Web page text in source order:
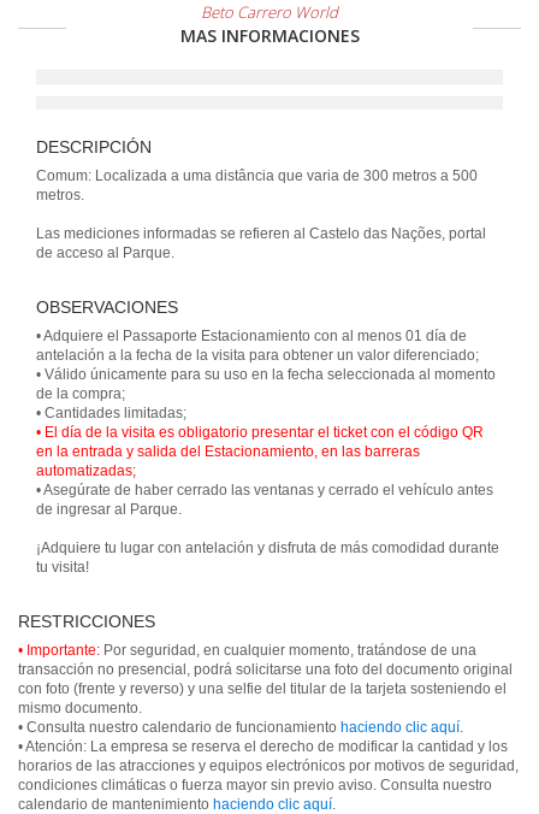
Beto Carrero World
MAS INFORMACIONES
DESCRIPCIÓN
Comum: Localizada a uma distância que varia de 300 metros a 500
metros.
Las mediciones informadas se refieren al Castelo das Nações, portal
de acceso al Parque.
OBSERVACIONES
• Adquiere el Passaporte Estacionamiento con al menos 01 día de
antelación a la fecha de la visita para obtener un valor diferenciado;
• Válido únicamente para su uso en la fecha seleccionada al momento
de la compra;
• El día de la visita es obligatorio presentar el ticket con el código QR
en la entrada y salida del Estacionamiento, en las barreras
automatizadas;
• Asegúrate de haber cerrado las ventanas y cerrado el vehículo antes
de ingresar al Parque.
¡Adquiere tu lugar con antelación y disfruta de más comodidad durante
tu visita!
RESTRICCIONES
• Importante: Por seguridad, en cualquier momento, tratándose de una
transacción no presencial, podrá solicitarse una foto del documento original
con foto (frente y reverso) y una selfie del titular de la tarjeta sosteniendo el
mismo documento.
• Consulta nuestro calendario de funcionamiento haciendo clic aquí.
• Atención: La empresa se reserva el derecho de modificar la cantidad y los
horarios de las atracciones y equipos electrónicos por motivos de seguridad,
condiciones climáticas o fuerza mayor sin previo aviso. Consulta nuestro
calendario de mantenimiento haciendo clic aquí.